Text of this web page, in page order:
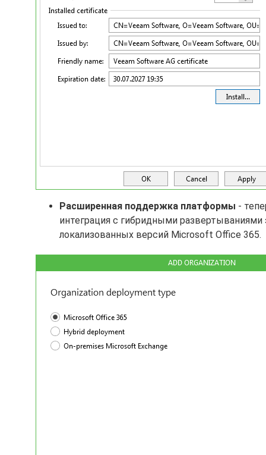
Расширенная поддержка платформы -
интеграция с гибридными
локализованных версий Microsoft Office 365.